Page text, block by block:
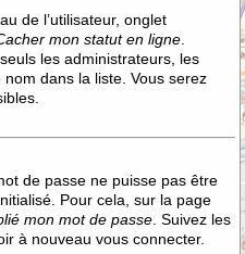
de l’utilisateur, onglet
mon statut en ligne
les administrateurs, les
dans la liste. Vous serez
de passe ne puisse pas être
Pour cela, sur la page
mon mot de passe . Suivez les
à nouveau vous connecter.